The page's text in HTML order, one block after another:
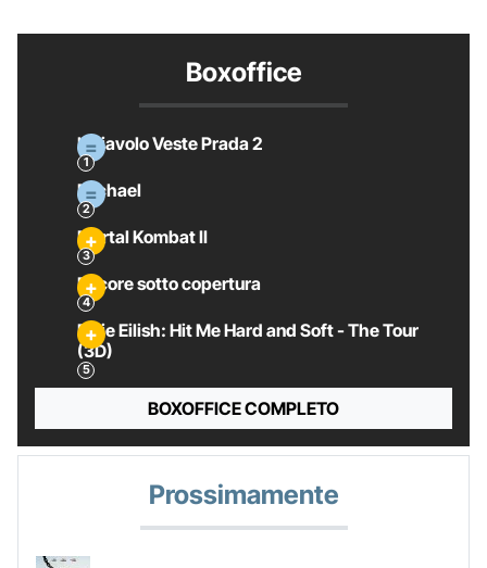
Boxoffice
Il Diavolo Veste Prada 2
Michael
Mortal Kombat II
Pecore sotto copertura
Billie Eilish: Hit Me Hard and Soft - The Tour
(3D)
BOXOFFICE COMPLETO
Prossimamente